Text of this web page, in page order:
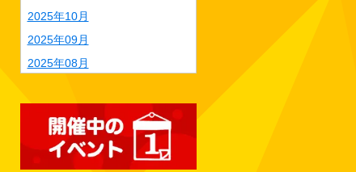
2025年10月
2025年09月
2025年08月
2025年05月
2025年04月